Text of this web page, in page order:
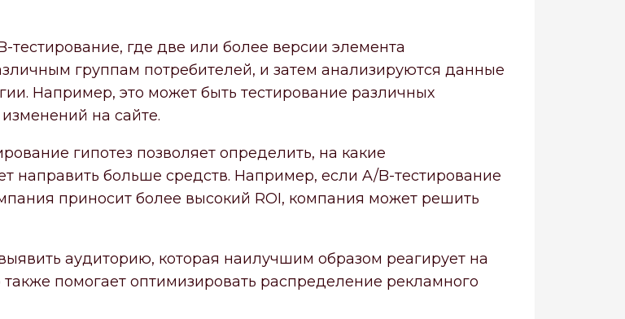
где две или более версии элемента
группам потребителей, и затем анализируются данные
Например, это может быть тестирование различных
на сайте.
гипотез позволяет определить, на какие
направить больше средств. Например, если A/B-тестирование
приносит более высокий ROI, компания может решить
аудиторию, которая наилучшим образом реагирует на
помогает оптимизировать распределение рекламного